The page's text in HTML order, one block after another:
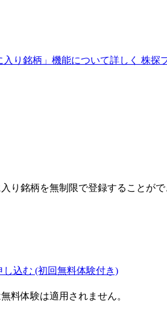
入り銘柄」機能について詳しく 株探
り銘柄を無制限で登録することが
し込む (初回無料体験付き)
料体験は適用されません。